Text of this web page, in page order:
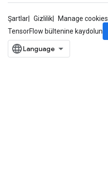
Şartlar Gizlilik
Manage cookies
TensorFlow bültenine kaydolun